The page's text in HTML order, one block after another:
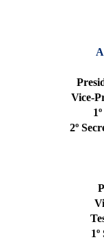
Vice-
2º